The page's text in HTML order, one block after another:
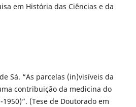
em História das Ciências e da
Sá. “As parcelas (in)visíveis da
contribuição da medicina do
(Tese de Doutorado em